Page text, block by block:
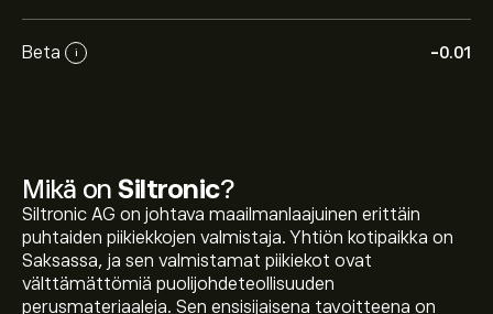
Beta i -0.01
Mikä on Siltronic?
Siltronic AG on johtava maailmanlaajuinen erittäin
puhtaiden piikiekkojen valmistaja. Yhtiön kotipaikka on
Saksassa, ja sen valmistamat piikiekot ovat
välttämättömiä puolijohdeteollisuuden
perusmateriaaleja. Sen ensisijaisena tavoitteena on